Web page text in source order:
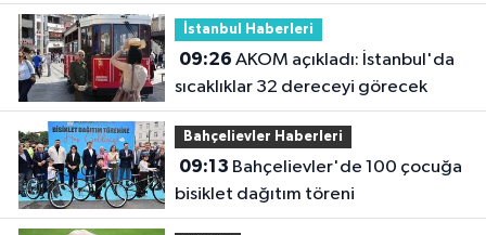
İstanbul Haberleri
09:26
sıcaklıklar 32 dereceyi görecek
Bahçelievler Haberleri
09:13
bisiklet dağıtım töreni